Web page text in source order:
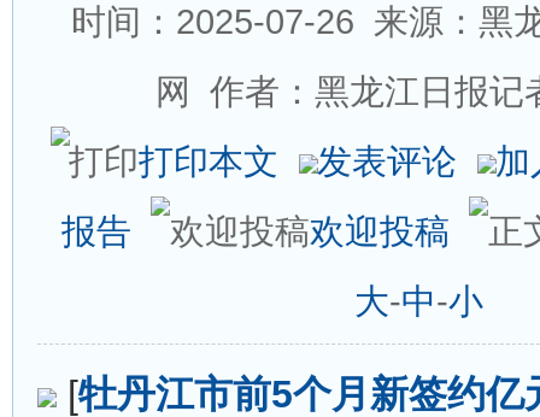
时间：2025-07-26 来源：黑
网 作者：黑龙江日报记
打印本文
发表评论
加
报告
欢迎投稿
大-中-小
[牡丹江市前5个月新签约亿